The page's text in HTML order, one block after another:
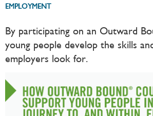
EMPLOYMENT
By participating on an Outward
young people develop the skills
employers look for.